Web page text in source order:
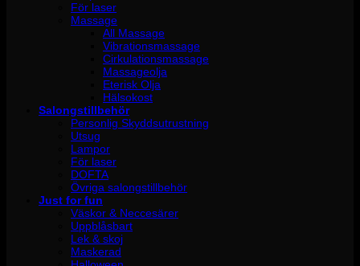
För laser
Massage
All Massage
Vibrationsmassage
Cirkulationsmassage
Massageolja
Eterisk Olja
Hälsokost
Salongstillbehör
Personlig Skyddsutrustning
Utsug
Lampor
För laser
DOFTA
Övriga salongstillbehör
Just for fun
Väskor & Neccesärer
Uppblåsbart
Lek & skoj
Maskerad